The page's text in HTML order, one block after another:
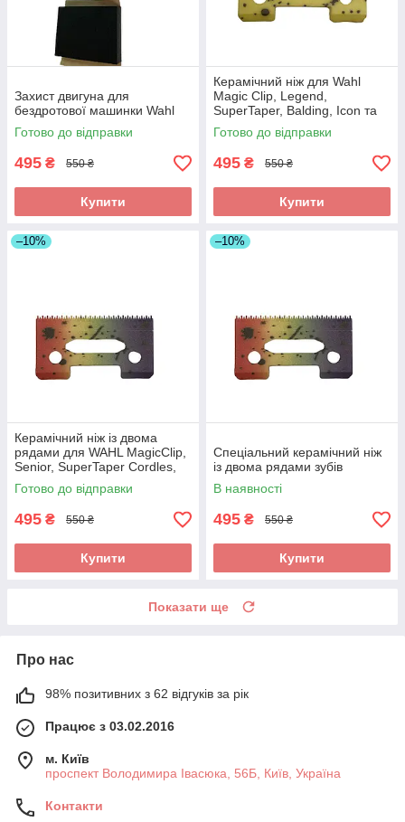
Захист двигуна для
бездротової машинки Wahl
Готово до відправки
495 ₴ 550 ₴
Купити
Керамічний ніж для Wahl
Magic Clip, Legend,
SuperTaper, Balding, Icon та
ін.
Готово до відправки
495 ₴ 550 ₴
Купити
–10%
Керамічний ніж із двома
рядами для WAHL MagicClip,
Senior, SuperTaper Cordles,
1919
Готово до відправки
495 ₴ 550 ₴
Купити
–10%
Спеціальний керамічний ніж
із двома рядами зубів
В наявності
495 ₴ 550 ₴
Купити
Показати ще
Про нас
98% позитивних з 62 відгуків за рік
Працює з 03.02.2016
м. Київ
проспект Володимира Івасюка, 56Б, Київ, Україна
Контакти